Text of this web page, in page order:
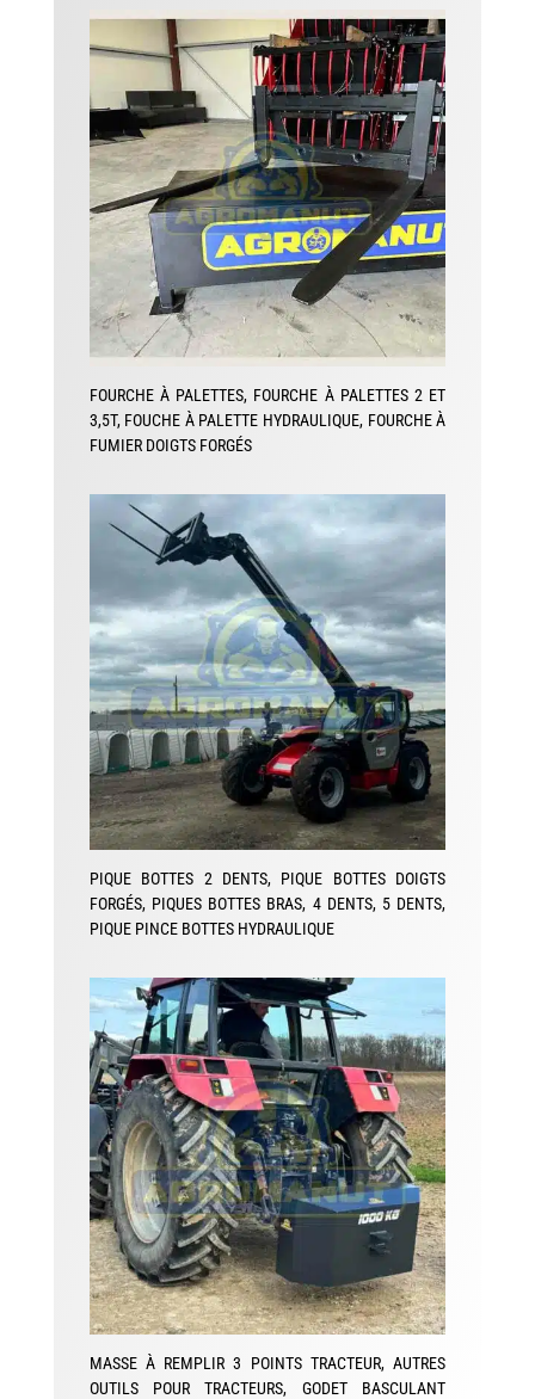
FOURCHE À PALETTES, FOURCHE À PALETTES 2 ET
3,5T, FOUCHE À PALETTE HYDRAULIQUE, FOURCHE À
FUMIER DOIGTS FORGÉS
PIQUE BOTTES 2 DENTS, PIQUE BOTTES DOIGTS
FORGÉS, PIQUES BOTTES BRAS, 4 DENTS, 5 DENTS,
PIQUE PINCE BOTTES HYDRAULIQUE
MASSE À REMPLIR 3 POINTS TRACTEUR, AUTRES
OUTILS POUR TRACTEURS, GODET BASCULANT